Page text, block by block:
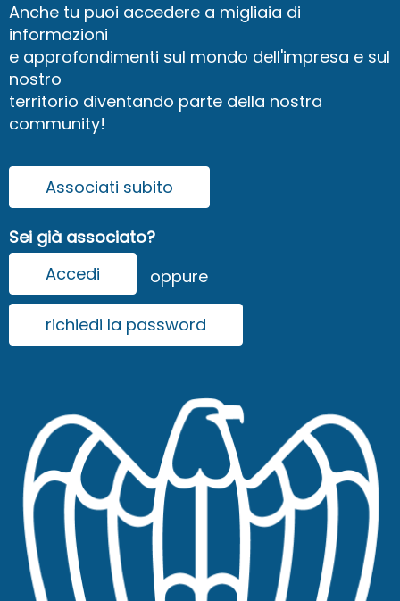
Anche tu puoi accedere a migliaia di
informazioni
e approfondimenti sul mondo dell'impresa e sul
nostro
territorio diventando parte della nostra
community!
Associati subito
Sei già associato?
Accedi
oppure
richiedi la password